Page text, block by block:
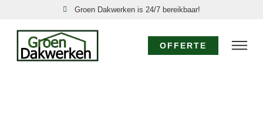
Groen Dakwerken is 24/7 bereikbaar!
OFFERTE